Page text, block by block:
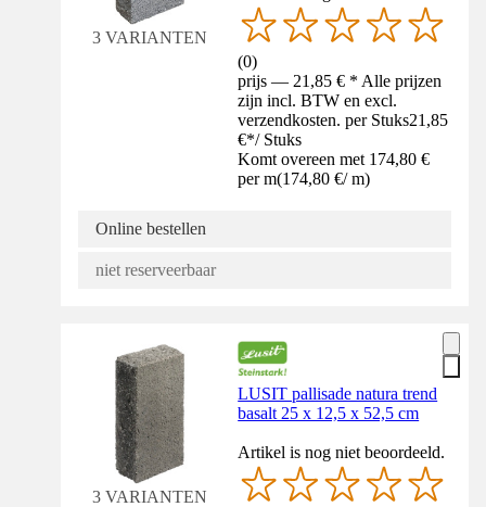
3 VARIANTEN
(0)
prijs — 21,85 € * Alle prijzen
zijn incl. BTW en excl.
verzendkosten. per Stuks21,85
€*/ Stuks
Komt overeen met 174,80 €
per m(174,80 €/ m)
Online bestellen
niet reserveerbaar
3 VARIANTEN
LUSIT pallisade natura trend
basalt 25 x 12,5 x 52,5 cm
Artikel is nog niet beoordeeld.